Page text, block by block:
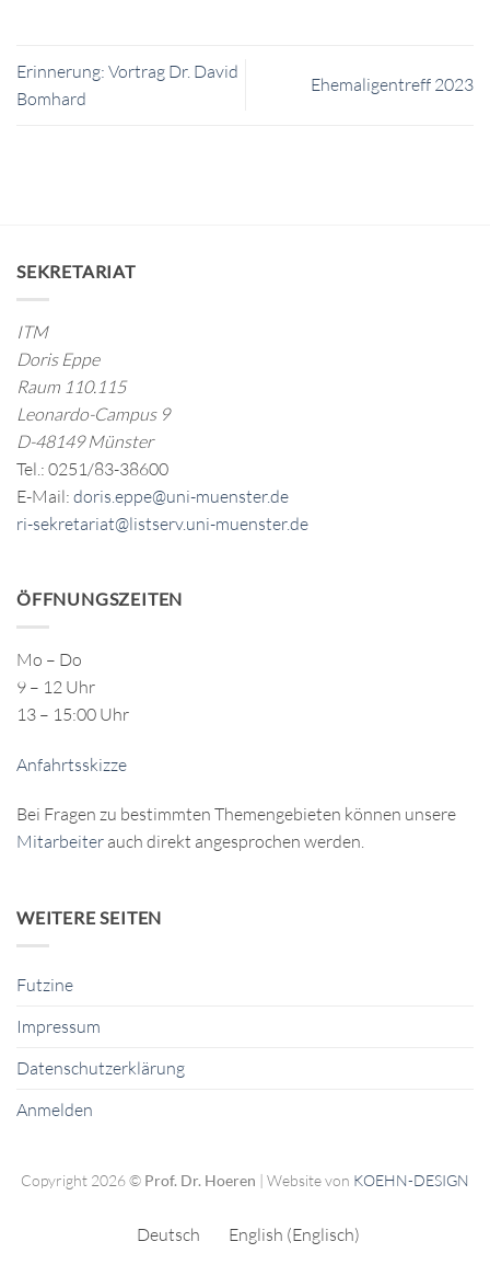
Erinnerung: Vortrag Dr. David
Bomhard
Ehemaligentreff 2023
SEKRETARIAT
ITM
Doris Eppe
Raum 110.115
Leonardo-Campus 9
D-48149 Münster
Tel.: 0251/83-38600
E-Mail: doris.eppe@uni-muenster.de
ri-sekretariat@listserv.uni-muenster.de
ÖFFNUNGSZEITEN
Mo – Do
9 – 12 Uhr
13 – 15:00 Uhr
Anfahrtsskizze
Bei Fragen zu bestimmten Themengebieten können unsere
Mitarbeiter auch direkt angesprochen werden.
WEITERE SEITEN
Futzine
Impressum
Datenschutzerklärung
Anmelden
Copyright 2026 © Prof. Dr. Hoeren | Website von KOEHN-DESIGN
Deutsch English (Englisch)